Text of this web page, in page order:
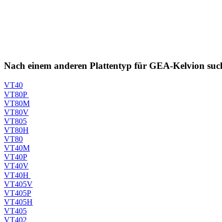
Nach einem anderen Plattentyp für GEA-Kelvion
VT40
VT80P
VT80M
VT80V
VT805
VT80H
VT80
VT40M
VT40P
VT40V
VT40H
VT405V
VT405P
VT405H
VT405
VT402